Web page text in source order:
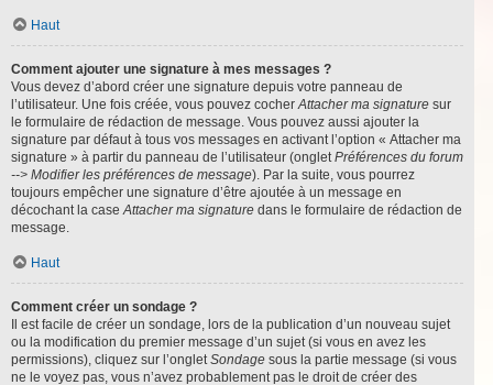
Haut
Comment ajouter une signature à mes messages ?
Vous devez d’abord créer une signature depuis votre panneau de
l’utilisateur. Une fois créée, vous pouvez cocherAttacher ma signature sur
le formulaire de rédaction de message. Vous pouvez aussi ajouter la
signature par défaut à tous vos messages en activant l’option « Attacher ma
signature » à partir du panneau de l’utilisateur (ongletPréférences du forum
--> Modifier les préférences de message). Par la suite, vous pourrez
toujours empêcher une signature d’être ajoutée à un message en
décochant la caseAttacher ma signature dans le formulaire de rédaction de
message.
Haut
Comment créer un sondage ?
Il est facile de créer un sondage, lors de la publication d’un nouveau sujet
ou la modification du premier message d’un sujet (si vous en avez les
permissions), cliquez sur l’ongletSondage sous la partie message (si vous
ne le voyez pas, vous n’avez probablement pas le droit de créer des